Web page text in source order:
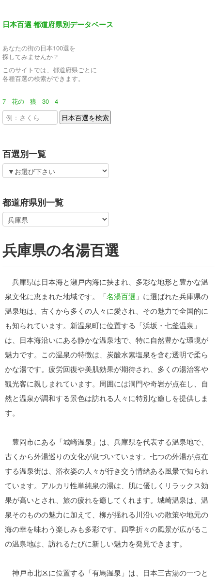
日本百選 都道府県別データベース
あなたの街の日本100選を
探してみませんか？
このサイトでは、都道府県ごとに
各種百選の検索ができます。
7 花の 狼 30 4
百選別一覧
都道府県別一覧
兵庫県の名湯百選
兵庫県は日本海と瀬戸内海に挟まれ、多彩な地形と豊かな温
泉文化に恵まれた地域です。「名湯百選 」に選ばれた兵庫県の
温泉地は、古くから多くの人々に愛され、その魅力で全国的に
も知られています。新温泉町に位置する「浜坂・七釜温泉」
は、日本海沿いにある静かな温泉地で、特に自然豊かな環境が
魅力です。この温泉の特徴は、炭酸水素塩泉を含む透明で柔ら
かな湯です。疲労回復や美肌効果が期待され、多くの湯治客や
観光客に親しまれています。周囲には洞門や奇岩が点在し、自
然と温泉が調和する景色は訪れる人々に特別な癒しを提供しま
す。
豊岡市にある「城崎温泉」は、兵庫県を代表する温泉地で、
古くから外湯巡りの文化が息づいています。七つの外湯が点在
する温泉街は、浴衣姿の人々が行き交う情緒ある風景で知られ
ています。アルカリ性単純泉の湯は、肌に優しくリラックス効
果が高いとされ、旅の疲れを癒してくれます。城崎温泉は、温
泉そのものの魅力に加えて、柳が揺れる川沿いの散策や地元の
海の幸を味わう楽しみも多彩です。四季折々の風景が広がるこ
の温泉地は、訪れるたびに新しい魅力を発見できます。
神戸市北区に位置する「有馬温泉」は、日本三古湯の一つと